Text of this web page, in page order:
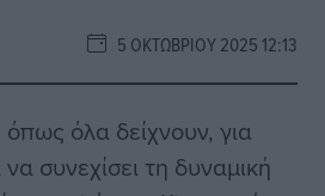
5 ΟΚΤΩΒΡΊΟΥ 2025 12:13
όλα δείχνουν, για
συνεχίσει τη δυναμική